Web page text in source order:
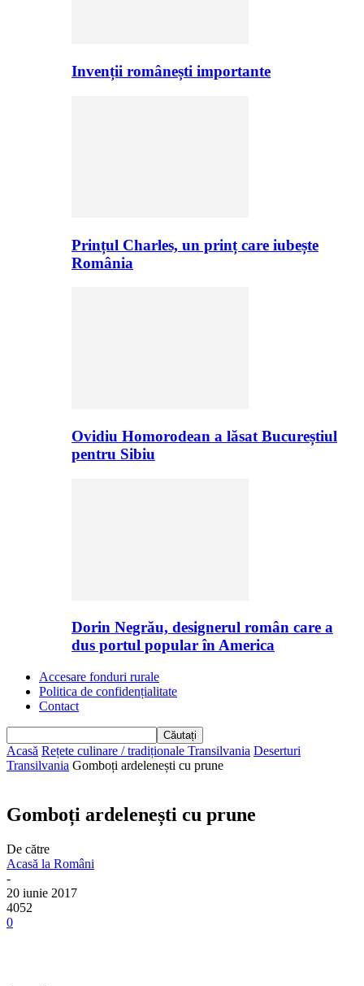
Invenții românești importante
Prințul Charles, un prinț care iubește
România
Ovidiu Homorodean a lăsat Bucureștiul
pentru Sibiu
Dorin Negrău, designerul român care a
dus portul popular în America
Accesare fonduri rurale
Politica de confidențialitate
Contact
Acasă Rețete culinare / tradiționale Transilvania Deserturi
Transilvania Gomboți ardelenești cu prune
Gomboți ardelenești cu prune
De către
Acasă la Români
-
20 iunie 2017
4052
0